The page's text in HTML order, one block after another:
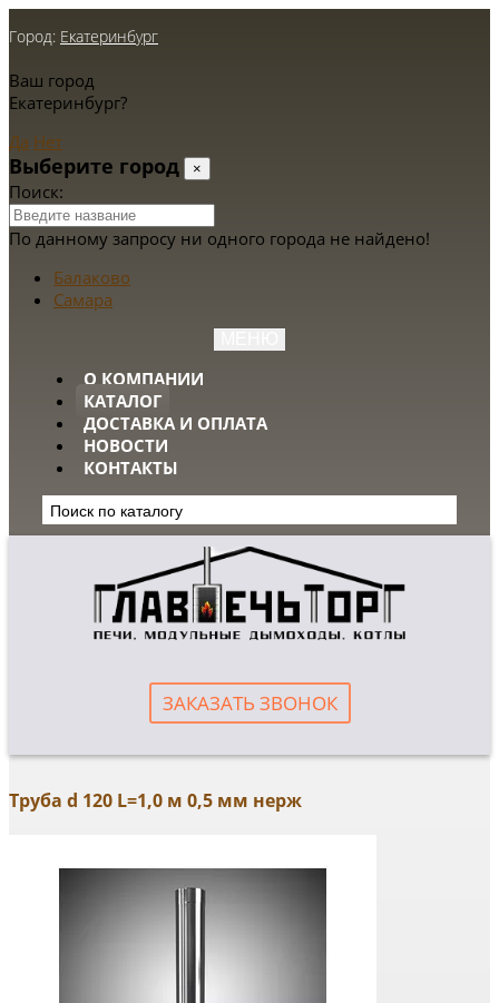
Город: Екатеринбург
Ваш город
Екатеринбург?
Да Нет
Выберите город ×
Поиск:
По данному запросу ни одного города не найдено!
Балаково
Самара
О КОМПАНИИ
КАТАЛОГ
ДОСТАВКА И ОПЛАТА
НОВОСТИ
КОНТАКТЫ
ЗАКАЗАТЬ ЗВОНОК
Труба d 120 L=1,0 м 0,5 мм нерж